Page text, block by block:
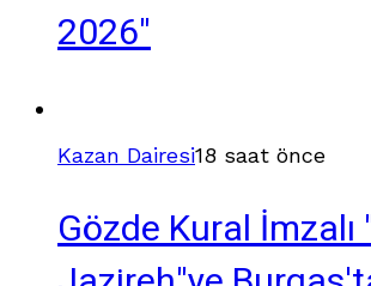
2026"
Kazan Dairesi18 saat önce
Gözde Kural